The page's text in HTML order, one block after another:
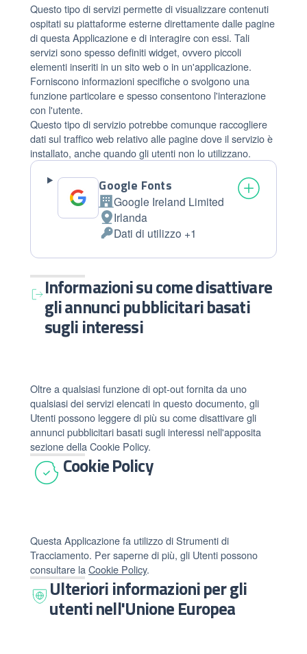
Questo tipo di servizi permette di visualizzare contenuti
ospitati su piattaforme esterne direttamente dalle pagine
di questa Applicazione e di interagire con essi. Tali
servizi sono spesso definiti widget, ovvero piccoli
elementi inseriti in un sito web o in un'applicazione.
Forniscono informazioni specifiche o svolgono una
funzione particolare e spesso consentono l'interazione
con l'utente.
Questo tipo di servizio potrebbe comunque raccogliere
dati sul traffico web relativo alle pagine dove il servizio è
installato, anche quando gli utenti non lo utilizzano.
Google Fonts
Azienda:
Google Ireland Limited
Luogo
del
trattamento:
Irlanda
Dati
Personali
Dati di utilizzo +1
Informazioni su come disattivare
gli annunci pubblicitari basati
sugli interessi
Oltre a qualsiasi funzione di opt-out fornita da uno
qualsiasi dei servizi elencati in questo documento, gli
Utenti possono leggere di più su come disattivare gli
annunci pubblicitari basati sugli interessi nell'apposita
sezione della Cookie Policy.
Cookie Policy
Questa Applicazione fa utilizzo di Strumenti di
Tracciamento. Per saperne di più, gli Utenti possono
consultare la Cookie Policy.
Ulteriori informazioni per gli
utenti nell'Unione Europea